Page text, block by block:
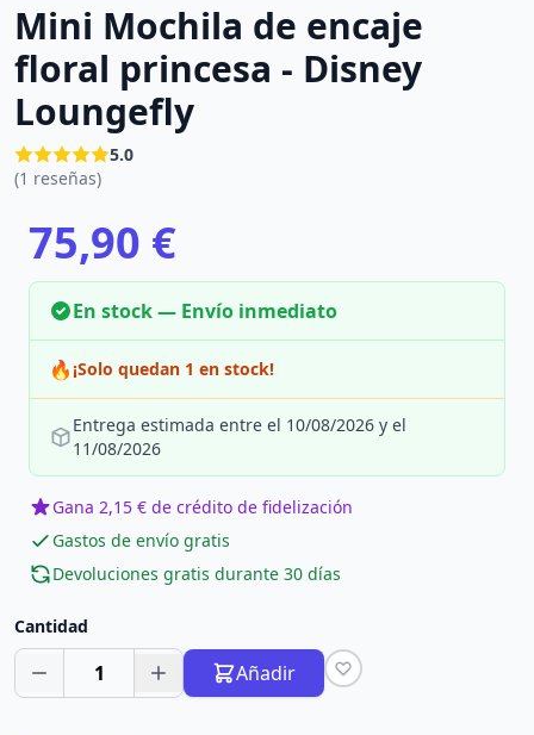
Mini Mochila de encaje
floral princesa - Disney
Loungefly
5.0
(1 reseñas)
75,90 €
En stock — Envío inmediato
🔥¡Solo quedan 1 en stock!
Entrega estimada entre el 10/08/2026 y el
11/08/2026
Gana 2,15 € de crédito de fidelización
Gastos de envío gratis
Devoluciones gratis durante 30 días
Cantidad
1 Añadir